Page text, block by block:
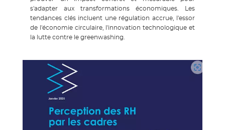
s'adapter aux transformations économiques. Les
tendances clés incluent une régulation accrue, l'essor
de l'économie circulaire, l'innovation technologique et
la lutte contre le greenwashing.